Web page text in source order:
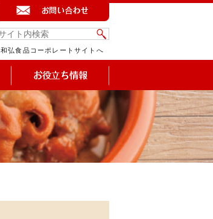
和弘食品コーポレートサイトへ